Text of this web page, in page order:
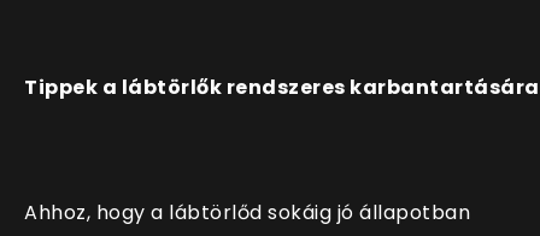
Tippek a lábtörlők rendszeres karbantartására
Ahhoz, hogy a lábtörlőd sokáig jó állapotban